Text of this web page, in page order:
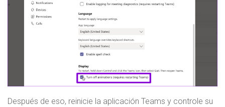
Después de eso, reinicie la aplicación Teams y controle su